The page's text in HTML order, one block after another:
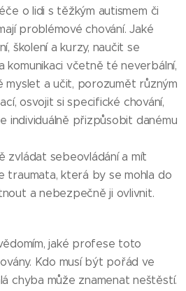
o lidi s těžkým autismem či
problémové chování. Jaké
školení a kurzy, naučit se
včetně té neverbální,
myslet a učit, porozumět různým
osvojit si specifické chování,
individuálně přizpůsobit danému
zvládat sebeovládání a mít
traumata, která by se mohla do
a nebezpečně ji ovlivnit.
jaké profese toto
Kdo musí být pořád ve
chyba může znamenat neštěstí.